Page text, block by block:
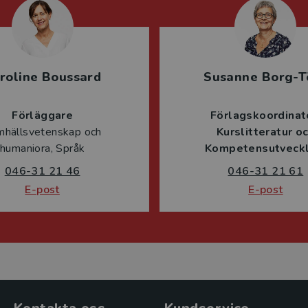
Boussard
Förläggare
och
humaniora, Språk
046-31 21 46
E-post
Susanne Borg-
Kurslitteratur
046-31 21 61
E-post